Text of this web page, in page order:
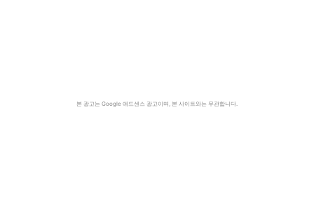
본 광고는 Google 애드센스 광고이며, 본 사이트와는 무관합니다.